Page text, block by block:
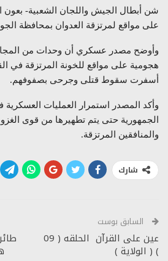
شن أبطال الجيش واللجان الشعبية- بعون
على مواقع لمرتزقة العدوان بمحافظة
وأوضح مصدر عسكري أن وحدات من
هجومية على مواقع للخونة المرتزقة في
أسفرت سقوط قتلى وجرحى بصفوفهم.
وأكد المصدر استمرار العمليات
الجمهورية حتى يتم تطهيرها من قوى
والمنافقين المرتزقة.
شارك
السابق بوست
عين على القرآن الحلقه ( 09
) ( الولاية )